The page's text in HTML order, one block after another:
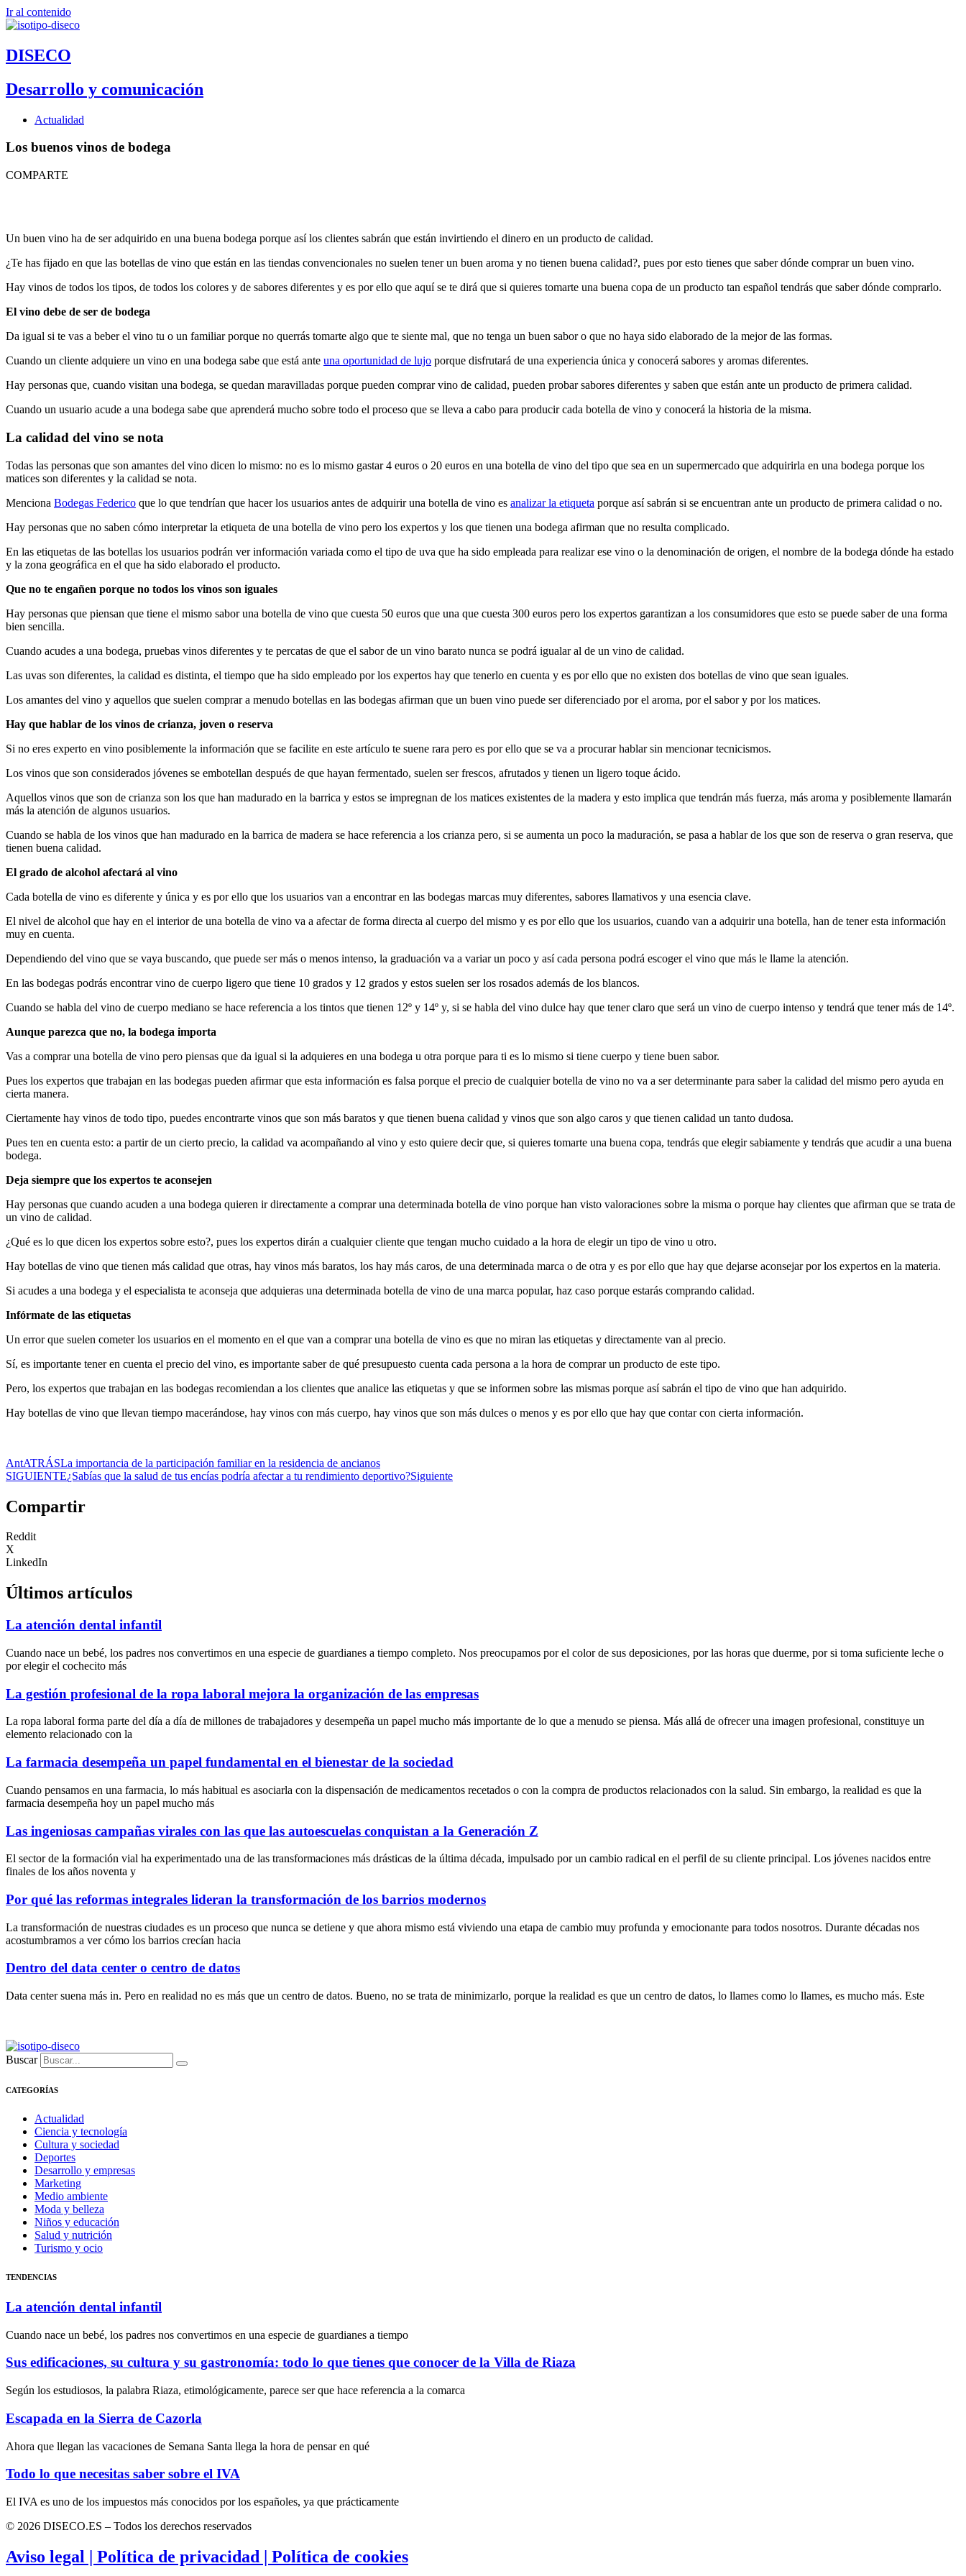
Ir al contenido
DISECO
Desarrollo y comunicación
Actualidad
Los buenos vinos de bodega
COMPARTE
Un buen vino ha de ser adquirido en una buena bodega porque así los clientes sabrán que están invirtiendo el dinero en un producto de calidad.
¿Te has fijado en que las botellas de vino que están en las tiendas convencionales no suelen tener un buen aroma y no tienen buena calidad?, pues por esto tienes que saber dónde comprar un buen vino.
Hay vinos de todos los tipos, de todos los colores y de sabores diferentes y es por ello que aquí se te dirá que si quieres tomarte una buena copa de un producto tan español tendrás que saber dónde comprarlo.
El vino debe de ser de bodega
Da igual si te vas a beber el vino tu o un familiar porque no querrás tomarte algo que te siente mal, que no tenga un buen sabor o que no haya sido elaborado de la mejor de las formas.
Cuando un cliente adquiere un vino en una bodega sabe que está ante una oportunidad de lujo porque disfrutará de una experiencia única y conocerá sabores y aromas diferentes.
Hay personas que, cuando visitan una bodega, se quedan maravilladas porque pueden comprar vino de calidad, pueden probar sabores diferentes y saben que están ante un producto de primera calidad.
Cuando un usuario acude a una bodega sabe que aprenderá mucho sobre todo el proceso que se lleva a cabo para producir cada botella de vino y conocerá la historia de la misma.
La calidad del vino se nota
Todas las personas que son amantes del vino dicen lo mismo: no es lo mismo gastar 4 euros o 20 euros en una botella de vino del tipo que sea en un supermercado que adquirirla en una bodega porque los
matices son diferentes y la calidad se nota.
Menciona Bodegas Federico que lo que tendrían que hacer los usuarios antes de adquirir una botella de vino es analizar la etiqueta porque así sabrán si se encuentran ante un producto de primera calidad o no.
Hay personas que no saben cómo interpretar la etiqueta de una botella de vino pero los expertos y los que tienen una bodega afirman que no resulta complicado.
En las etiquetas de las botellas los usuarios podrán ver información variada como el tipo de uva que ha sido empleada para realizar ese vino o la denominación de origen, el nombre de la bodega dónde ha estado
y la zona geográfica en el que ha sido elaborado el producto.
Que no te engañen porque no todos los vinos son iguales
Hay personas que piensan que tiene el mismo sabor una botella de vino que cuesta 50 euros que una que cuesta 300 euros pero los expertos garantizan a los consumidores que esto se puede saber de una forma
bien sencilla.
Cuando acudes a una bodega, pruebas vinos diferentes y te percatas de que el sabor de un vino barato nunca se podrá igualar al de un vino de calidad.
Las uvas son diferentes, la calidad es distinta, el tiempo que ha sido empleado por los expertos hay que tenerlo en cuenta y es por ello que no existen dos botellas de vino que sean iguales.
Los amantes del vino y aquellos que suelen comprar a menudo botellas en las bodegas afirman que un buen vino puede ser diferenciado por el aroma, por el sabor y por los matices.
Hay que hablar de los vinos de crianza, joven o reserva
Si no eres experto en vino posiblemente la información que se facilite en este artículo te suene rara pero es por ello que se va a procurar hablar sin mencionar tecnicismos.
Los vinos que son considerados jóvenes se embotellan después de que hayan fermentado, suelen ser frescos, afrutados y tienen un ligero toque ácido.
Aquellos vinos que son de crianza son los que han madurado en la barrica y estos se impregnan de los matices existentes de la madera y esto implica que tendrán más fuerza, más aroma y posiblemente llamarán
más la atención de algunos usuarios.
Cuando se habla de los vinos que han madurado en la barrica de madera se hace referencia a los crianza pero, si se aumenta un poco la maduración, se pasa a hablar de los que son de reserva o gran reserva, que
tienen buena calidad.
El grado de alcohol afectará al vino
Cada botella de vino es diferente y única y es por ello que los usuarios van a encontrar en las bodegas marcas muy diferentes, sabores llamativos y una esencia clave.
El nivel de alcohol que hay en el interior de una botella de vino va a afectar de forma directa al cuerpo del mismo y es por ello que los usuarios, cuando van a adquirir una botella, han de tener esta información
muy en cuenta.
Dependiendo del vino que se vaya buscando, que puede ser más o menos intenso, la graduación va a variar un poco y así cada persona podrá escoger el vino que más le llame la atención.
En las bodegas podrás encontrar vino de cuerpo ligero que tiene 10 grados y 12 grados y estos suelen ser los rosados además de los blancos.
Cuando se habla del vino de cuerpo mediano se hace referencia a los tintos que tienen 12º y 14º y, si se habla del vino dulce hay que tener claro que será un vino de cuerpo intenso y tendrá que tener más de 14º.
Aunque parezca que no, la bodega importa
Vas a comprar una botella de vino pero piensas que da igual si la adquieres en una bodega u otra porque para ti es lo mismo si tiene cuerpo y tiene buen sabor.
Pues los expertos que trabajan en las bodegas pueden afirmar que esta información es falsa porque el precio de cualquier botella de vino no va a ser determinante para saber la calidad del mismo pero ayuda en
cierta manera.
Ciertamente hay vinos de todo tipo, puedes encontrarte vinos que son más baratos y que tienen buena calidad y vinos que son algo caros y que tienen calidad un tanto dudosa.
Pues ten en cuenta esto: a partir de un cierto precio, la calidad va acompañando al vino y esto quiere decir que, si quieres tomarte una buena copa, tendrás que elegir sabiamente y tendrás que acudir a una buena
bodega.
Deja siempre que los expertos te aconsejen
Hay personas que cuando acuden a una bodega quieren ir directamente a comprar una determinada botella de vino porque han visto valoraciones sobre la misma o porque hay clientes que afirman que se trata de
un vino de calidad.
¿Qué es lo que dicen los expertos sobre esto?, pues los expertos dirán a cualquier cliente que tengan mucho cuidado a la hora de elegir un tipo de vino u otro.
Hay botellas de vino que tienen más calidad que otras, hay vinos más baratos, los hay más caros, de una determinada marca o de otra y es por ello que hay que dejarse aconsejar por los expertos en la materia.
Si acudes a una bodega y el especialista te aconseja que adquieras una determinada botella de vino de una marca popular, haz caso porque estarás comprando calidad.
Infórmate de las etiquetas
Un error que suelen cometer los usuarios en el momento en el que van a comprar una botella de vino es que no miran las etiquetas y directamente van al precio.
Sí, es importante tener en cuenta el precio del vino, es importante saber de qué presupuesto cuenta cada persona a la hora de comprar un producto de este tipo.
Pero, los expertos que trabajan en las bodegas recomiendan a los clientes que analice las etiquetas y que se informen sobre las mismas porque así sabrán el tipo de vino que han adquirido.
Hay botellas de vino que llevan tiempo macerándose, hay vinos con más cuerpo, hay vinos que son más dulces o menos y es por ello que hay que contar con cierta información.
AntATRÁSLa importancia de la participación familiar en la residencia de ancianos
SIGUIENTE¿Sabías que la salud de tus encías podría afectar a tu rendimiento deportivo?Siguiente
Compartir
Reddit
X
LinkedIn
Últimos artículos
La atención dental infantil
Cuando nace un bebé, los padres nos convertimos en una especie de guardianes a tiempo completo. Nos preocupamos por el color de sus deposiciones, por las horas que duerme, por si toma suficiente leche o
por elegir el cochecito más
La gestión profesional de la ropa laboral mejora la organización de las empresas
La ropa laboral forma parte del día a día de millones de trabajadores y desempeña un papel mucho más importante de lo que a menudo se piensa. Más allá de ofrecer una imagen profesional, constituye un
elemento relacionado con la
La farmacia desempeña un papel fundamental en el bienestar de la sociedad
Cuando pensamos en una farmacia, lo más habitual es asociarla con la dispensación de medicamentos recetados o con la compra de productos relacionados con la salud. Sin embargo, la realidad es que la
farmacia desempeña hoy un papel mucho más
Las ingeniosas campañas virales con las que las autoescuelas conquistan a la Generación Z
El sector de la formación vial ha experimentado una de las transformaciones más drásticas de la última década, impulsado por un cambio radical en el perfil de su cliente principal. Los jóvenes nacidos entre
finales de los años noventa y
Por qué las reformas integrales lideran la transformación de los barrios modernos
La transformación de nuestras ciudades es un proceso que nunca se detiene y que ahora mismo está viviendo una etapa de cambio muy profunda y emocionante para todos nosotros. Durante décadas nos
acostumbramos a ver cómo los barrios crecían hacia
Dentro del data center o centro de datos
Data center suena más in. Pero en realidad no es más que un centro de datos. Bueno, no se trata de minimizarlo, porque la realidad es que un centro de datos, lo llames como lo llames, es mucho más. Este
Buscar
CATEGORÍAS
Actualidad
Ciencia y tecnología
Cultura y sociedad
Deportes
Desarrollo y empresas
Marketing
Medio ambiente
Moda y belleza
Niños y educación
Salud y nutrición
Turismo y ocio
TENDENCIAS
La atención dental infantil
Cuando nace un bebé, los padres nos convertimos en una especie de guardianes a tiempo
Sus edificaciones, su cultura y su gastronomía: todo lo que tienes que conocer de la Villa de Riaza
Según los estudiosos, la palabra Riaza, etimológicamente, parece ser que hace referencia a la comarca
Escapada en la Sierra de Cazorla
Ahora que llegan las vacaciones de Semana Santa llega la hora de pensar en qué
Todo lo que necesitas saber sobre el IVA
El IVA es uno de los impuestos más conocidos por los españoles, ya que prácticamente
© 2026 DISECO.ES – Todos los derechos reservados
Aviso legal | Política de privacidad | Política de cookies